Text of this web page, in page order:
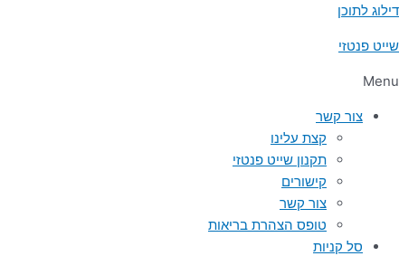
דילוג לתוכן
שייט פנטזי
Menu
צור קשר
קצת עלינו
תקנון שייט פנטזי
קישורים
צור קשר
טופס הצהרת בריאות
סל קניות